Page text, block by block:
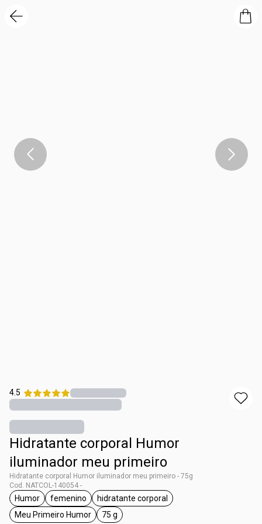
4.5
Hidratante corporal Humor
iluminador meu primeiro
Hidratante corporal Humor iluminador meu primeiro - 75g
Cod. NATCOL-140054 -
general.tag Humor
Humor
general.tag femenino
femenino
general.tag hidratante corporal
hidratante corporal
general.tag Meu Primeiro Humor
Meu Primeiro Humor
general.tag 75 g
75 g